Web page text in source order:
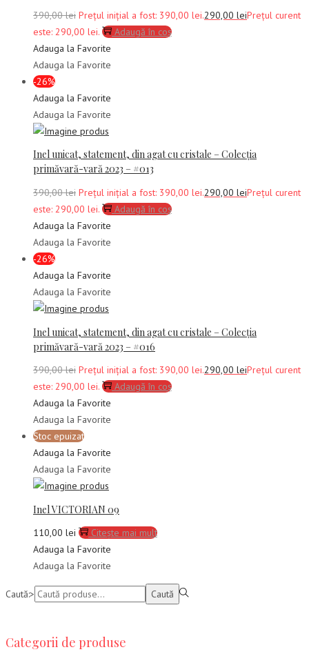
390,00lei Prețul inițial a fost: 390,00 lei.290,00 leiPrețul curent
este: 290,00 lei.
Adaugă în coș
Adauga la Favorite
Adauga la Favorite
-26%
Adauga la Favorite
Adauga la Favorite
Inel unicat, statement, din agat cu cristale – Colecția
primăvară-vară 2023 – #013
390,00lei Prețul inițial a fost: 390,00 lei.290,00 leiPrețul curent
este: 290,00 lei.
Adaugă în coș
Adauga la Favorite
Adauga la Favorite
-26%
Adauga la Favorite
Adauga la Favorite
Inel unicat, statement, din agat cu cristale – Colecția
primăvară-vară 2023 – #016
390,00lei Prețul inițial a fost: 390,00 lei.290,00 leiPrețul curent
este: 290,00 lei.
Adaugă în coș
Adauga la Favorite
Adauga la Favorite
Stoc epuizat
Adauga la Favorite
Adauga la Favorite
Inel VICTORIAN 09
110,00 lei
Citește mai mult
Adauga la Favorite
Adauga la Favorite
Caută:> Caută
Categorii de produse